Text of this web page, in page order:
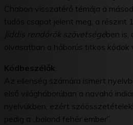
Chabon visszatérő témája a
tudós csapat jelent meg, a
Jiddis rendőrök szövetségében is,
olvasatban a háborús titkos
Kódbeszélők
Az ellenség számára ismert
első világháborúban a navahó
nyelvükben, ezért
pedig a „bolond fehér ember”.